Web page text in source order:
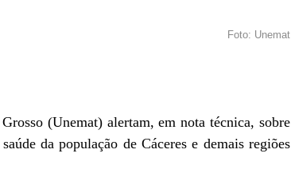
Foto: Unemat
(Unemat) alertam, em nota técnica, sobre
da população de Cáceres e demais regiões